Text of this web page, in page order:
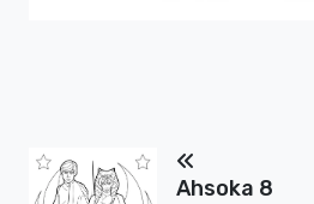
Ahsoka 8